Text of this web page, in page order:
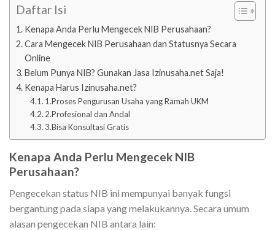
Daftar Isi
Kenapa Anda Perlu Mengecek NIB Perusahaan?
Cara Mengecek NIB Perusahaan dan Statusnya Secara
Online
Belum Punya NIB? Gunakan Jasa Izinusaha.net Saja!
Kenapa Harus Izinusaha.net?
1.Proses Pengurusan Usaha yang Ramah UKM
2.Profesional dan Andal
3.Bisa Konsultasi Gratis
Kenapa Anda Perlu Mengecek NIB
Perusahaan?
Pengecekan status NIB ini mempunyai banyak fungsi
bergantung pada siapa yang melakukannya. Secara umum
alasan pengecekan NIB antara lain: